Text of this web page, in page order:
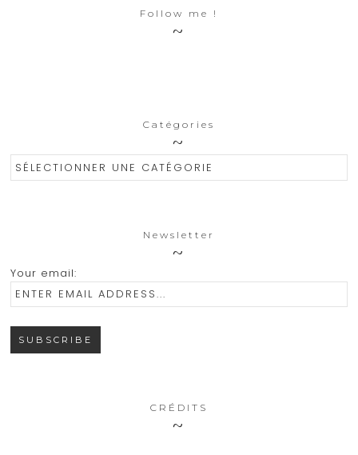
Follow me !
Catégories
Catégories
Newsletter
Your email:
CRÉDITS